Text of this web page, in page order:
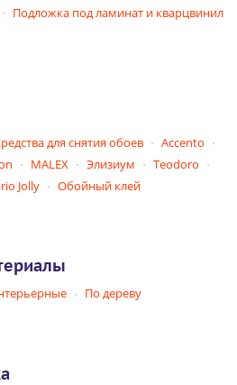
Подложка под ламинат и кварцвинил
для снятия обоев
Accento
MALEX Элизиум
Teodoro
Jolly Обойный клей
По дереву